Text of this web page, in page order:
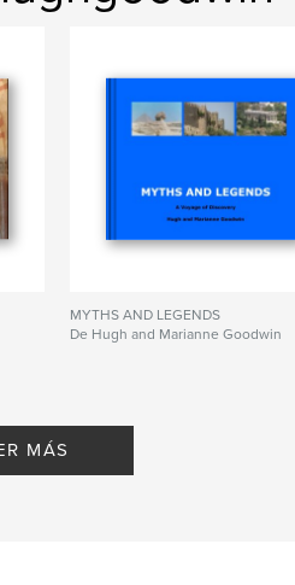
MYTHS AND LEGENDS
De Hugh and Marianne Goodwin
MÁS